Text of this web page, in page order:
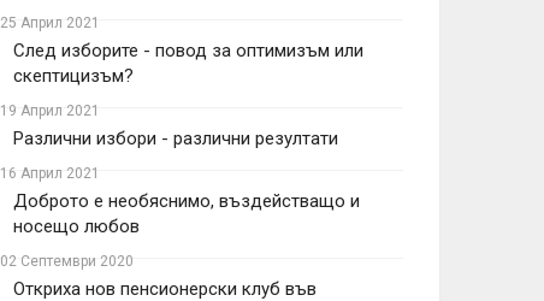
25 Април 2021
След изборите - повод за оптимизъм или
скептицизъм?
19 Април 2021
Различни избори - различни резултати
16 Април 2021
Доброто е необяснимо, въздействащо и
носещо любов
02 Септември 2020
Откриха нов пенсионерски клуб във